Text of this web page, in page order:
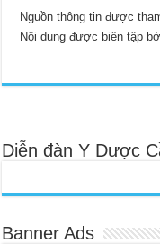
Nguồn thông tin được
Nội dung được biên tập
Diễn đàn Y Dược
Banner Ads